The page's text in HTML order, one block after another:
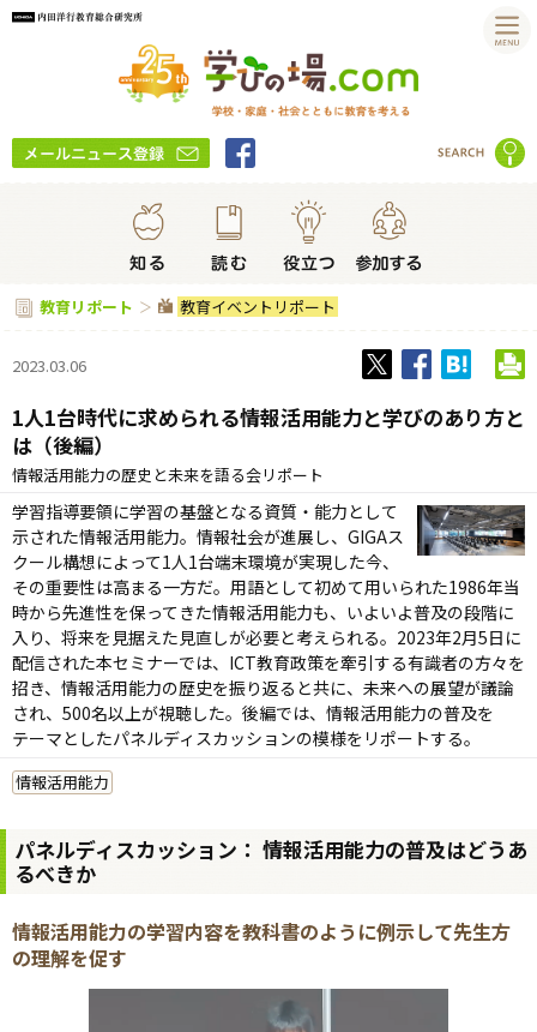
教育リポート 教育イベントリポート
2023.03.06
1人1台時代に求められる情報活用能力と学びのあり方と
は（後編）
情報活用能力の歴史と未来を語る会リポート
学習指導要領に学習の基盤となる資質・能力として
示された情報活用能力。情報社会が進展し、GIGAス
クール構想によって1人1台端末環境が実現した今、
その重要性は高まる一方だ。用語として初めて用いられた1986年当
時から先進性を保ってきた情報活用能力も、いよいよ普及の段階に
入り、将来を見据えた見直しが必要と考えられる。 2023年2月5日に
配信された本セミナーでは、ICT教育政策を牽引する有識者の方々を
招き、情報活用能力の歴史を振り返ると共に、未来への展望が議論
され、500名以上が視聴した。 後編では、情報活用能力の普及を
テーマとしたパネルディスカッションの模様をリポートする。
情報活用能力
パネルディスカッション： 情報活用能力の普及はどうあ
るべきか
情報活用能力の学習内容を教科書のように例示して先生方
の理解を促す